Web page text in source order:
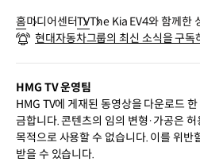
홈미디어센터TVThe Kia EV4와 함께한
현대자동차그룹의 최신 소식을 구독
HMG TV 운영팀
HMG TV에 게재된 동영상을 다운로드
금합니다. 콘텐츠의 임의 변형·가공은
목적으로 사용할 수 없습니다. 이를 위반
받을 수 있습니다.